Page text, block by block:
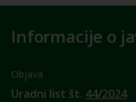
Informacije o
Objava
Uradni list št. 44/2024